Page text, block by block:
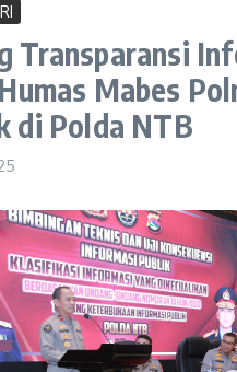
Transparansi
Mabes
di Polda NTB